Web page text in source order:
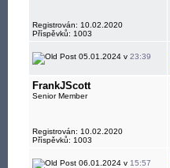
Registrován: 10.02.2020
Příspěvků: 1003
05.01.2024 v 23:39
FrankJScott
Senior Member
Registrován: 10.02.2020
Příspěvků: 1003
06.01.2024 v 15:57